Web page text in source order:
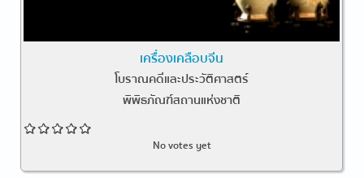
เครื่องเคลือบจีน
โบราณคดีและประวัติศาสตร์
พิพิธภัณฑ์สถานแห่งชาติ
No votes yet